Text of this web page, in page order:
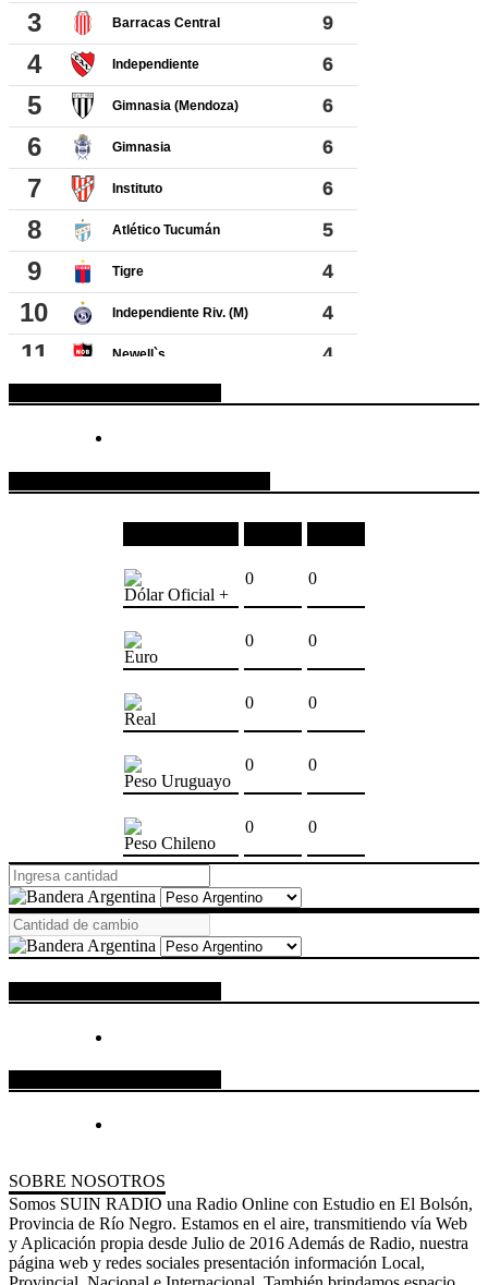
Dólar Oficial +
0 0
Euro
0 0
Real
0 0
Peso Uruguayo
0 0
Peso Chileno
0 0
SOBRE NOSOTROS
Somos SUIN RADIO una Radio Online con Estudio en El Bolsón,
Provincia de Río Negro. Estamos en el aire, transmitiendo vía Web
y Aplicación propia desde Julio de 2016 Además de Radio, nuestra
página web y redes sociales presentación información Local,